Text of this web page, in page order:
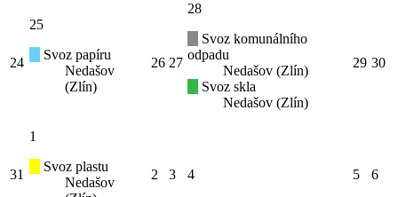
24
25
Svoz papíru
Nedašov
(Zlín)
26 27
28
Svoz komunálního
odpadu
Nedašov (Zlín)
Svoz skla
Nedašov (Zlín)
29 30
31
1
Svoz plastu
Nedašov
2 3 4 5 6